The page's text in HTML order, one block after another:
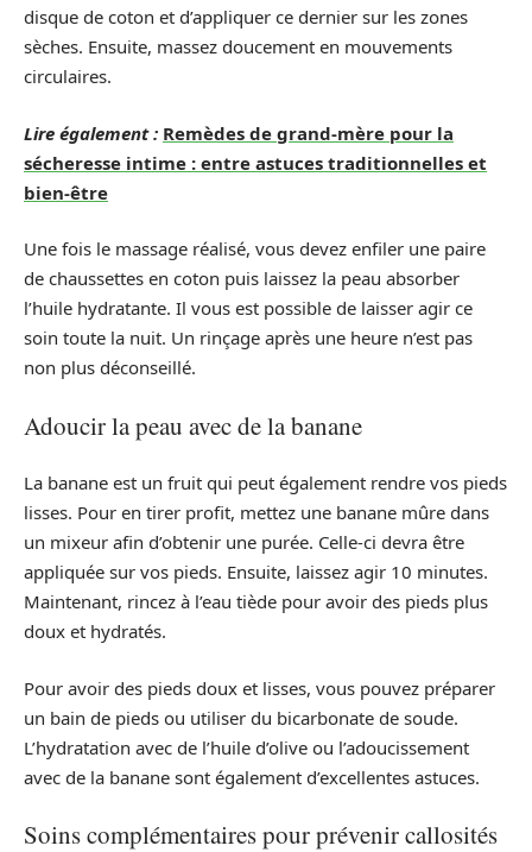
disque de coton et d’appliquer ce dernier sur les zones
sèches. Ensuite, massez doucement en mouvements
circulaires.
Lire également : Remèdes de grand-mère pour la
sécheresse intime : entre astuces traditionnelles et
bien-être
Une fois le massage réalisé, vous devez enfiler une paire
de chaussettes en coton puis laissez la peau absorber
l’huile hydratante. Il vous est possible de laisser agir ce
soin toute la nuit. Un rinçage après une heure n’est pas
non plus déconseillé.
Adoucir la peau avec de la banane
La banane est un fruit qui peut également rendre vos pieds
lisses. Pour en tirer profit, mettez une banane mûre dans
un mixeur afin d’obtenir une purée. Celle-ci devra être
appliquée sur vos pieds. Ensuite, laissez agir 10 minutes.
Maintenant, rincez à l’eau tiède pour avoir des pieds plus
doux et hydratés.
Pour avoir des pieds doux et lisses, vous pouvez préparer
un bain de pieds ou utiliser du bicarbonate de soude.
L’hydratation avec de l’huile d’olive ou l’adoucissement
avec de la banane sont également d’excellentes astuces.
Soins complémentaires pour prévenir callosités